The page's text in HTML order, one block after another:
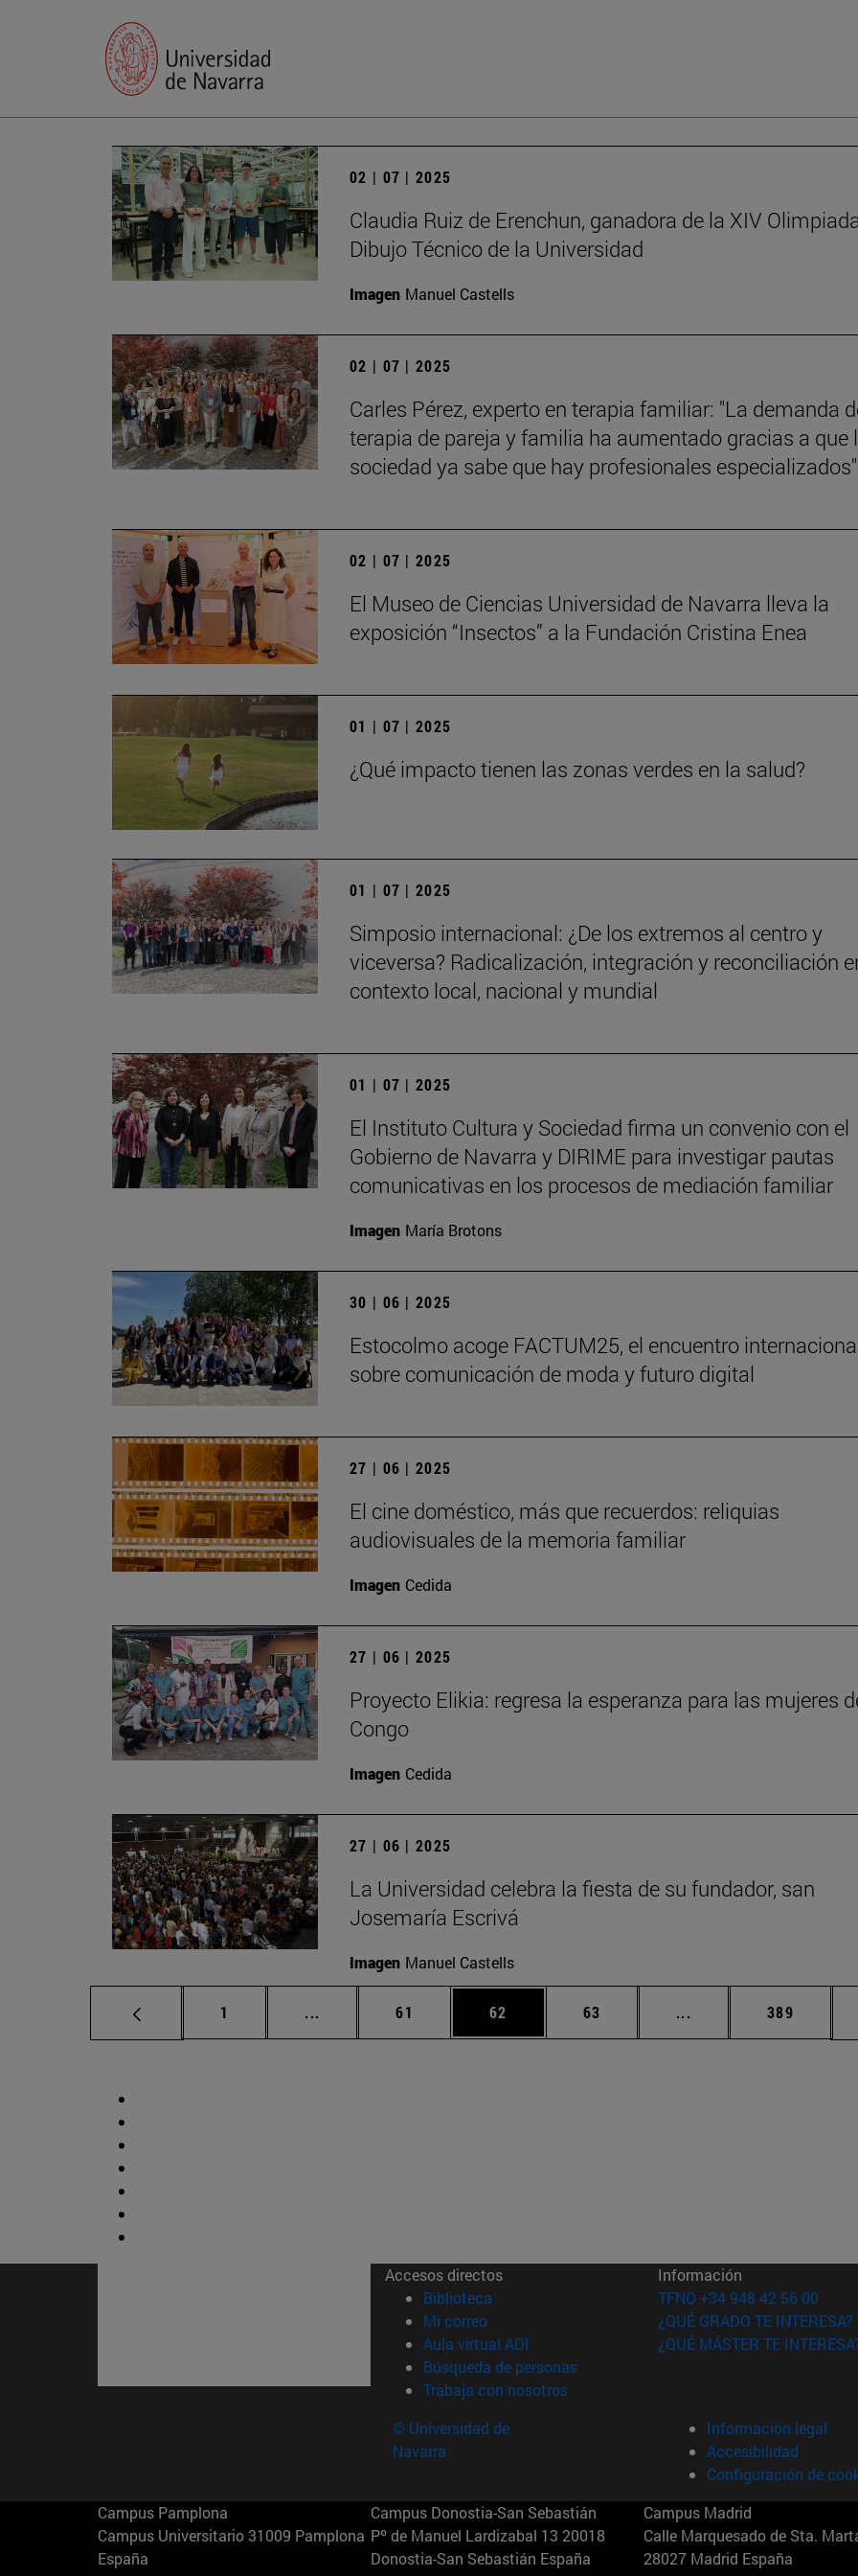
02 | 07 | 2025
Claudia Ruiz de Erenchun, ganadora de la XIV
Dibujo Técnico de la Universidad
Imagen Manuel Castells
02 | 07 | 2025
Carles Pérez, experto en terapia familiar: "La demanda
terapia de pareja y familia ha aumentado gracias a que
sociedad ya sabe que hay profesionales especializados"
02 | 07 | 2025
El Museo de Ciencias Universidad de Navarra lleva la
exposición “Insectos” a la Fundación Cristina Enea
01 | 07 | 2025
¿Qué impacto tienen las zonas verdes en la salud?
01 | 07 | 2025
Simposio internacional: ¿De los extremos al centro y
viceversa? Radicalización, integración y reconciliación
contexto local, nacional y mundial
01 | 07 | 2025
El Instituto Cultura y Sociedad firma un convenio con el
Gobierno de Navarra y DIRIME para investigar pautas
comunicativas en los procesos de mediación familiar
Imagen María Brotons
30 | 06 | 2025
Estocolmo acoge FACTUM25, el encuentro
sobre comunicación de moda y futuro digital
27 | 06 | 2025
El cine doméstico, más que recuerdos: reliquias
audiovisuales de la memoria familiar
Imagen Cedida
27 | 06 | 2025
Proyecto Elikia: regresa la esperanza para las mujeres
Congo
Imagen Cedida
27 | 06 | 2025
La Universidad celebra la fiesta de su fundador, san
Josemaría Escrivá
Imagen Manuel Castells
Página
1 ... Páginas intermedias Use TAB para desplazarse.
Página
61 Página
62 Página
63 ... Páginas intermedias
Página
389
Accesos directos
Biblioteca (abre en nueva ventana)
Mi correo(abre en nueva ventana)
Aula virtual ADI (abre en nueva ventana)
Búsqueda de personas(abre en nueva ventana)
Trabaja con nosotros(abre en nueva ventana)
Información
TFNO +34 948 42 56 00
¿QUÉ GRADO TE INTERESA?
¿QUÉ MÁSTER TE
© Universidad de
Navarra
Información legal
Accesibilidad
Configuración de
Campus Pamplona
Campus Universitario 31009 Pamplona
España
Campus Donostia-San Sebastián
Pº de Manuel Lardizabal 13 20018
Donostia-San Sebastián España
Campus Madrid
Calle Marquesado de Sta.
28027 Madrid España